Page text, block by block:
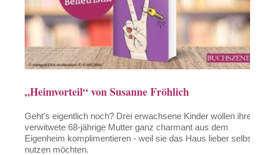
„Heimvorteil“ von Susanne Fröhlich
Geht's eigentlich noch? Drei erwachsene Kinder wollen ihre
verwitwete 68-jährige Mutter ganz charmant aus dem
Eigenheim komplimentieren - weil sie das Haus lieber selbst
nutzen möchten.